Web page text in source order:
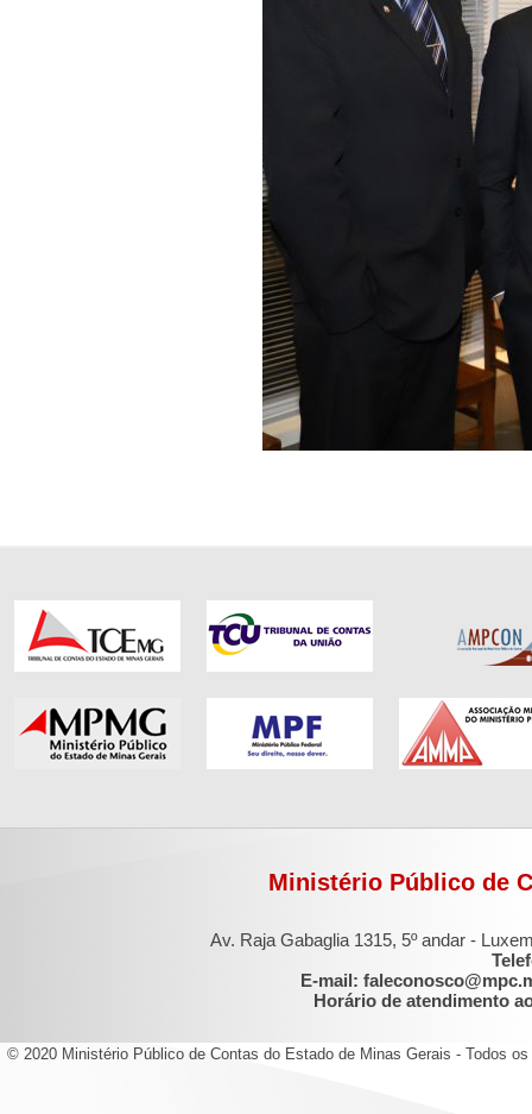
Ministério Público de
Av. Raja Gabaglia 1315, 5º andar -
E-mail:
Horário de atendimento
© 2020 Ministério Público de Contas do Estado de Minas Gerais - Todos